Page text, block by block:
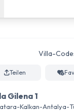
Villa-
Teilen
Gilena 1
-Kalkan-Antalya-